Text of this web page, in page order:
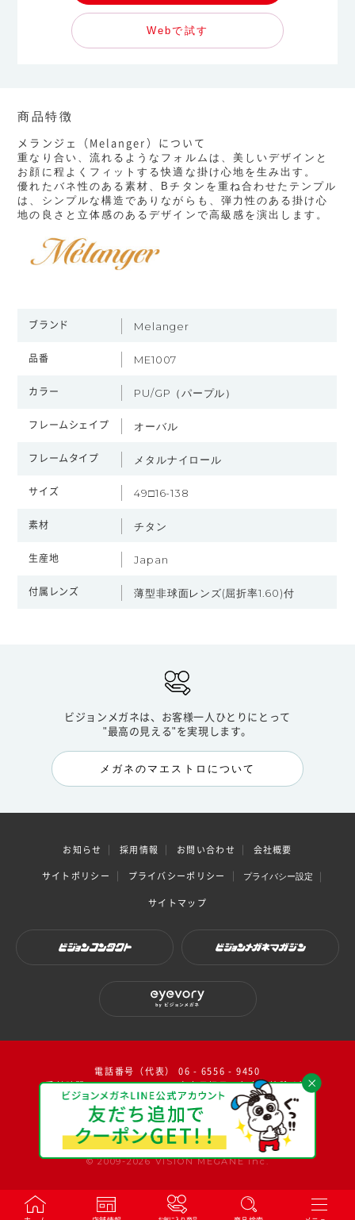
Webで試す
商品特徴
メランジェ（Melanger）について
重なり合い、流れるようなフォルムは、美しいデザインと
お顔に程よくフィットする快適な掛け心地を生み出す。
優れたバネ性のある素材、Bチタンを重ね合わせたテンプル
は、シンプルな構造でありながらも、弾力性のある掛け心
地の良さと立体感のあるデザインで高級感を演出します。
ブランド Melanger
品番 ME1007
カラー PU/GP（パープル）
フレームシェイプ オーバル
フレームタイプ メタルナイロール
サイズ 49□16-138
素材 チタン
生産地 Japan
付属レンズ 薄型非球面レンズ(屈折率1.60)付
ビジョンメガネは、お客様一人ひとりにとって
"最高の見える"を実現します。
メガネのマエストロについて
お知らせ 採用情報 お問い合わせ 会社概要
サイトポリシー プライバシーポリシー プライバシー設定
サイトマップ
電話番号（代表） 06 - 6556 - 9450
受付時間：10：00～17：00（ 土日祝日・年末年始除く）
© 2009-2026 VISION MEGANE inc.
facebook instagram youtube